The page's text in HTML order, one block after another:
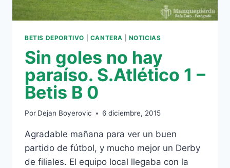
BETIS DEPORTIVO CANTERA NOTICIAS
Sin goles no hay
paraíso. S.Atlético 1 –
Betis B 0
Por Dejan Boyerovic 6 diciembre, 2015
Agradable mañana para ver un buen
partido de fútbol, y mucho mejor un Derby
de filiales. El equipo local llegaba con la